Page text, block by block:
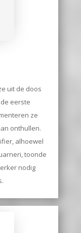
uit de doos
eerste
ze
onthullen.
alhoewel
toonde
nodig